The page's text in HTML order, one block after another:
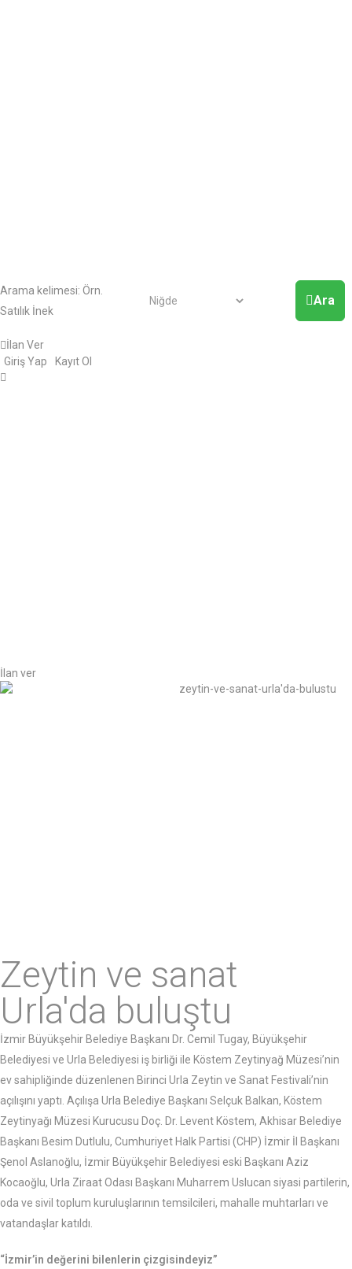
Arama kelimesi: Örn.
Satılık İnek
Ara
İlan Ver
Giriş Yap
Kayıt Ol
İlan ver
Zeytin ve sanat
Urla'da buluştu
İzmir Büyükşehir Belediye Başkanı Dr. Cemil Tugay, Büyükşehir
Belediyesi ve Urla Belediyesi iş birliği ile Köstem Zeytinyağ Müzesi’nin
ev sahipliğinde düzenlenen Birinci Urla Zeytin ve Sanat Festivali’nin
açılışını yaptı. Açılışa Urla Belediye Başkanı Selçuk Balkan, Köstem
Zeytinyağı Müzesi Kurucusu Doç. Dr. Levent Köstem, Akhisar Belediye
Başkanı Besim Dutlulu, Cumhuriyet Halk Partisi (CHP) İzmir İl Başkanı
Şenol Aslanoğlu, İzmir Büyükşehir Belediyesi eski Başkanı Aziz
Kocaoğlu, Urla Ziraat Odası Başkanı Muharrem Uslucan siyasi partilerin,
oda ve sivil toplum kuruluşlarının temsilcileri, mahalle muhtarları ve
vatandaşlar katıldı.
“İzmir’in değerini bilenlerin çizgisindeyiz”